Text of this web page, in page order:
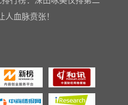
血脉贲张！